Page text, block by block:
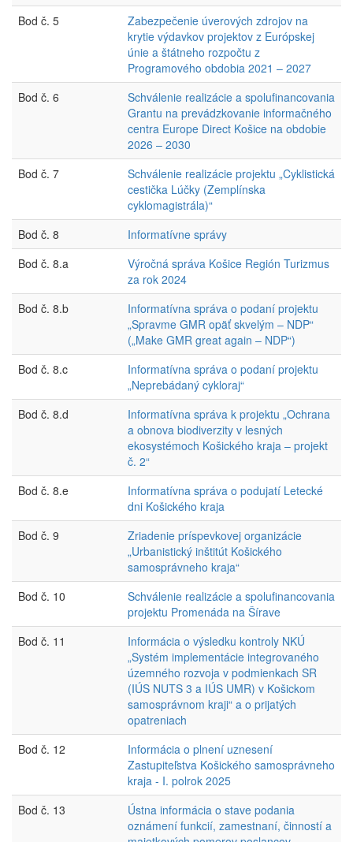
Bod č. 5
Zabezpečenie úverových zdrojov na
krytie výdavkov projektov z Európskej
únie a štátneho rozpočtu z
Programového obdobia 2021 – 2027
Bod č. 6
Schválenie realizácie a spolufinancovania
Grantu na prevádzkovanie informačného
centra Europe Direct Košice na obdobie
2026 – 2030
Bod č. 7
Schválenie realizácie projektu „Cyklistická
cestička Lúčky (Zemplínska
cyklomagistrála)“
Bod č. 8
Informatívne správy
Bod č. 8.a
Výročná správa Košice Región Turizmus
za rok 2024
Bod č. 8.b
Informatívna správa o podaní projektu
„Spravme GMR opäť skvelým – NDP“
(„Make GMR great again – NDP“)
Bod č. 8.c
Informatívna správa o podaní projektu
„Neprebádaný cykloraj“
Bod č. 8.d
Informatívna správa k projektu „Ochrana
a obnova biodiverzity v lesných
ekosystémoch Košického kraja – projekt
č. 2“
Bod č. 8.e
Informatívna správa o podujatí Letecké
dni Košického kraja
Bod č. 9
Zriadenie príspevkovej organizácie
„Urbanistický inštitút Košického
samosprávneho kraja“
Bod č. 10
Schválenie realizácie a spolufinancovania
projektu Promenáda na Šírave
Bod č. 11
Informácia o výsledku kontroly NKÚ
„Systém implementácie integrovaného
územného rozvoja v podmienkach SR
(IÚS NUTS 3 a IÚS UMR) v Košickom
samosprávnom kraji“ a o prijatých
opatreniach
Bod č. 12
Informácia o plnení uznesení
Zastupiteľstva Košického samosprávneho
kraja - I. polrok 2025
Bod č. 13
Ústna informácia o stave podania
oznámení funkcií, zamestnaní, činností a